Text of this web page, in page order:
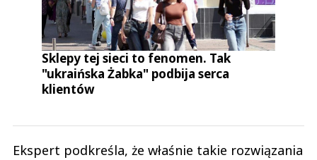
Sklepy tej sieci to fenomen. Tak
"ukraińska Żabka" podbija serca
klientów
Ekspert podkreśla, że właśnie takie rozwiązania